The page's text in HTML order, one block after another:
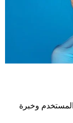
وخبرة